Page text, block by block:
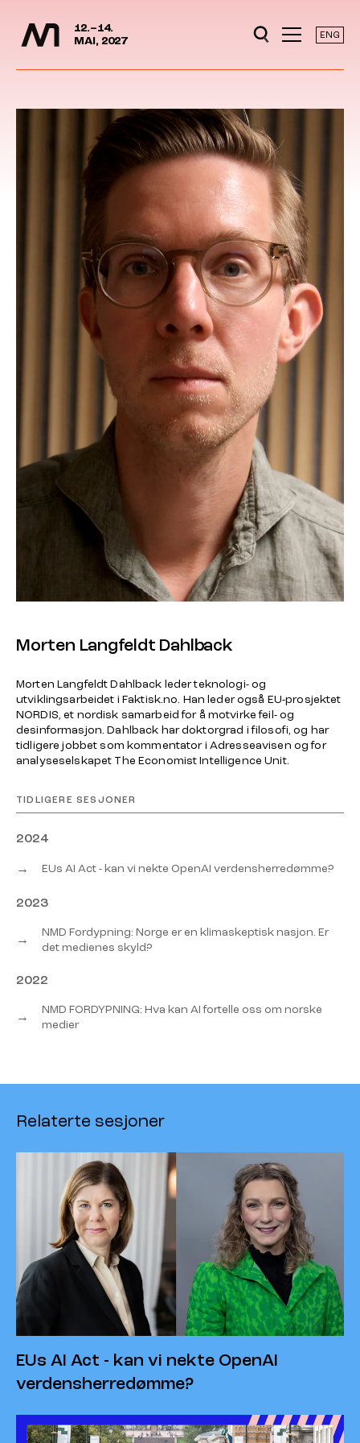
Hopp til hovedinnhold
12.–14.
MAI, 2027
ENG
Morten Langfeldt Dahlback
Morten Langfeldt Dahlback leder teknologi- og
utviklingsarbeidet i Faktisk.no. Han leder også EU-prosjektet
NORDIS, et nordisk samarbeid for å motvirke feil- og
desinformasjon. Dahlback har doktorgrad i filosofi, og har
tidligere jobbet som kommentator i Adresseavisen og for
analyseselskapet The Economist Intelligence Unit.
TIDLIGERE SESJONER
2024
→ EUs AI Act - kan vi nekte OpenAI verdensherredømme?
2023
→
NMD Fordypning: Norge er en klimaskeptisk nasjon. Er
det medienes skyld?
2022
→
NMD FORDYPNING: Hva kan AI fortelle oss om norske
medier
Relaterte sesjoner
EUs AI Act - kan vi nekte OpenAI
verdensherredømme?